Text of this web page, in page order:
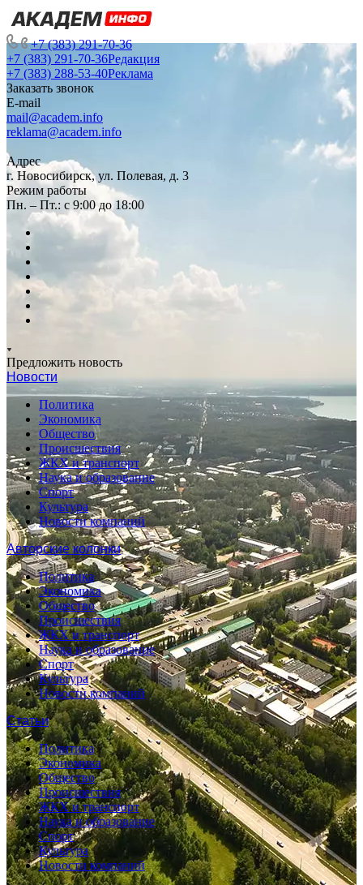
+7 (383) 291-70-36
+7 (383) 291-70-36Редакция
+7 (383) 288-53-40Реклама
Заказать звонок
E-mail
mail@academ.info
reklama@academ.info
Адрес
г. Новосибирск, ул. Полевая, д. 3
Режим работы
Пн. – Пт.: с 9:00 до 18:00
Предложить новость
Новости
Политика
Экономика
Общество
Происшествия
ЖКХ и транспорт
Наука и образование
Спорт
Культура
Новости компаний
Авторские колонки
Политика
Экономика
Общество
Происшествия
ЖКХ и транспорт
Наука и образование
Спорт
Культура
Новости компаний
Статьи
Политика
Экономика
Общество
Происшествия
ЖКХ и транспорт
Наука и образование
Спорт
Культура
Новости компаний